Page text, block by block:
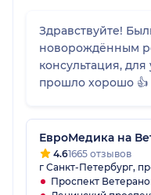
Здравствуйте!
новорождённым
консультация,
прошло хорошо
ЕвроМедика на
4.61665 отзывов
г Санкт-Петербург,
Проспект